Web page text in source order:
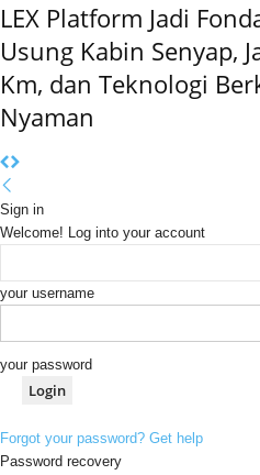
LEX Platform Jadi
Usung Kabin Senyap,
Km, dan Teknologi
Nyaman
Sign in
Welcome! Log into your account
your username
your password
Forgot your password? Get help
Password recovery